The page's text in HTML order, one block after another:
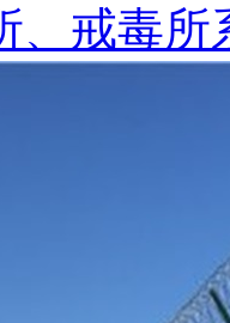
、戒毒所